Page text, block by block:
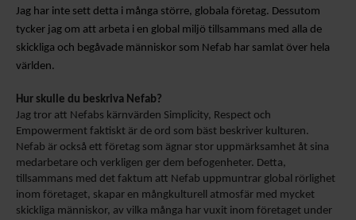
Jag har inte sett detta i många större, globala företag. Dessutom
tycker jag om att arbeta i en global miljö tillsammans med alla de
skickliga och begåvade människor som Nefab har samlat över hela
världen.
Hur skulle du beskriva Nefab?
Jag tror att Nefabs kärnvärden Simplicity, Respect och
Empowerment faktiskt är de ord som bäst beskriver kulturen.
Nefab är också ett företag som ägnar stor uppmärksamhet åt sina
medarbetare och verkligen ger dem befogenheter. Detta,
tillsammans med det faktum att Nefab uppmuntrar global rörlighet
inom företaget, skapar en mångkulturell atmosfär med mycket
skickliga människor, av vilka många har vuxit inom företaget under